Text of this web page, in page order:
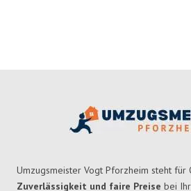
Umzugsmeister Vogt Pforzheim steht für
Zuverlässigkeit und faire Preise bei